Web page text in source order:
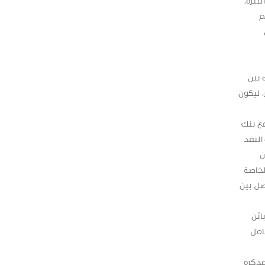
بين
ليكون
بنك
بين